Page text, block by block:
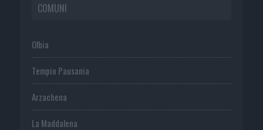
COMUNI
Olbia
Tempio Pausania
Arzachena
La Maddalena